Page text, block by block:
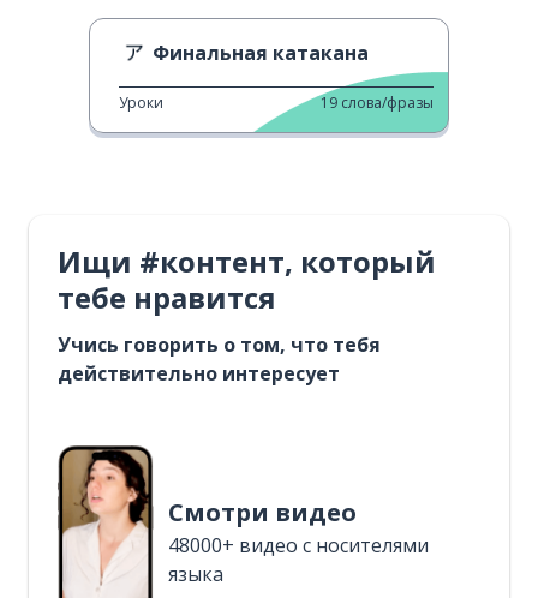
Финальная катакана
Уроки 19 слова/фразы
Ищи #контент, который
тебе нравится
Учись говорить о том, что тебя
действительно интересует
Смотри видео
48000+ видео с носителями
языка